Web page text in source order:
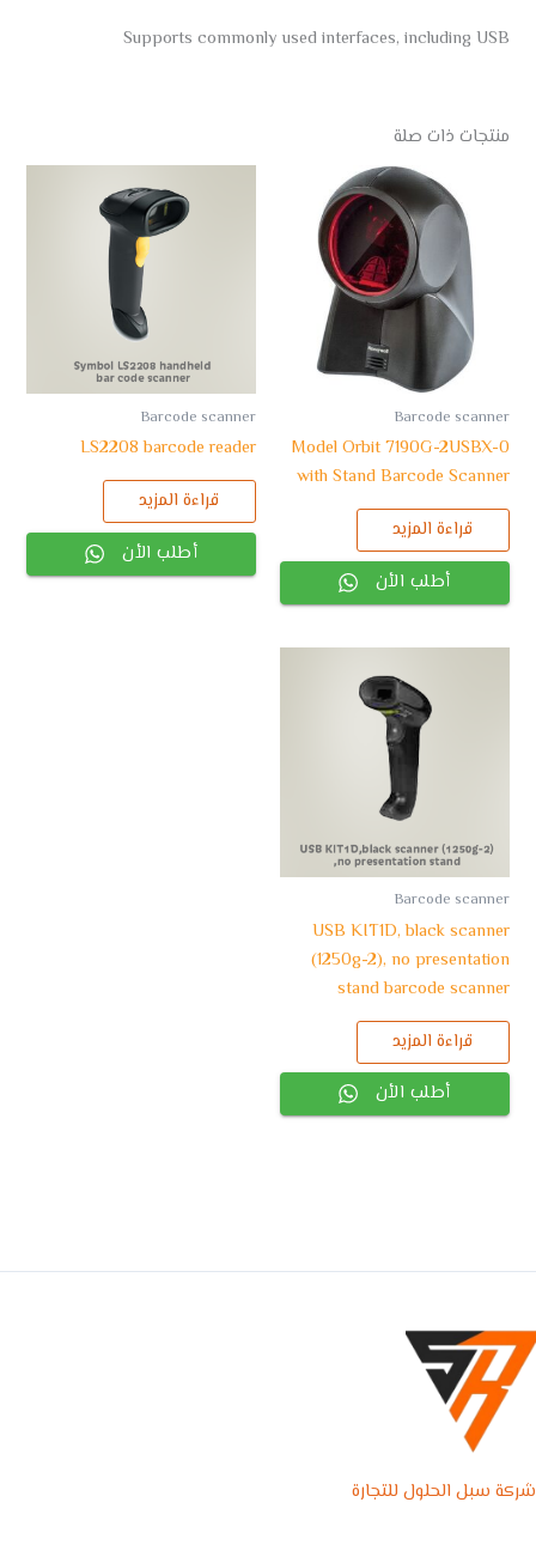
Supports commonly used interfaces, including USB
منتجات ذات صلة
Barcode scanner
Model Orbit 7190G-2USBX-0
with Stand Barcode Scanner
قراءة المزيد
أطلب الأن
Barcode scanner
LS2208 barcode reader
قراءة المزيد
أطلب الأن
Barcode scanner
USB KIT1D, black scanner
(1250g-2), no presentation
stand barcode scanner
قراءة المزيد
أطلب الأن
شركة سبل الحلول للتجارة